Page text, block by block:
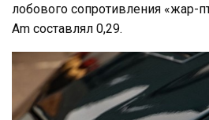
лобового сопротивления «жар-
Am составлял 0,29.